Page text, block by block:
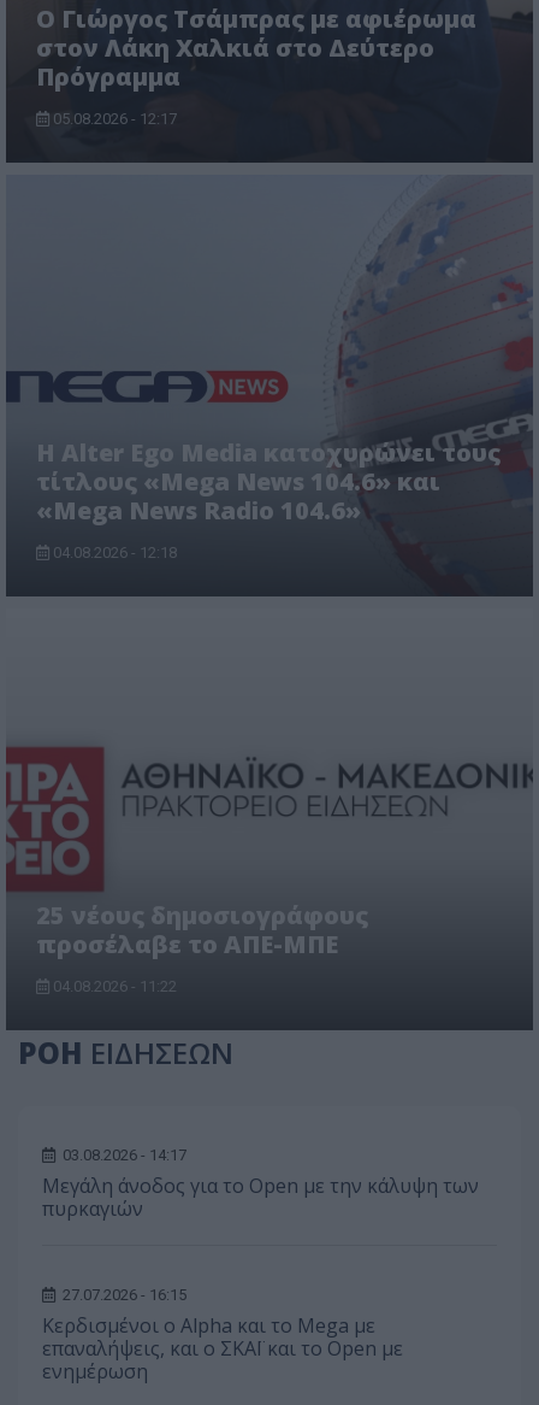
O Γιώργος Τσάμπρας με αφιέρωμα
στον Λάκη Χαλκιά στο Δεύτερο
Πρόγραμμα
05.08.2026 - 12:17
Η Alter Ego Media κατοχυρώνει τους
τίτλους «Mega News 104.6» και
«Mega News Radio 104.6»
04.08.2026 - 12:18
25 νέους δημοσιογράφους
προσέλαβε το ΑΠΕ-ΜΠΕ
04.08.2026 - 11:22
ΡΟΗ ΕΙΔΗΣΕΩΝ
03.08.2026 - 14:17
Μεγάλη άνοδος για το Open με την κάλυψη των
πυρκαγιών
27.07.2026 - 16:15
Κερδισμένοι ο Alpha και το Mega με
επαναλήψεις, και ο ΣΚΑΪ και το Open με
ενημέρωση